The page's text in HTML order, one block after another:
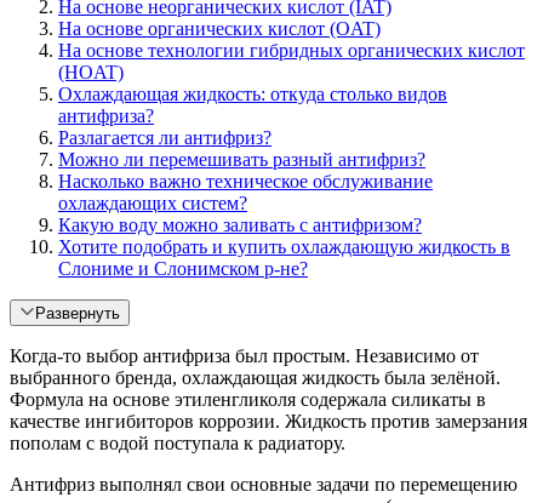
На основе неорганических кислот (IAT)
На основе органических кислот (OAT)
На основе технологии гибридных органических кислот
(HOAT)
Охлаждающая жидкость: откуда столько видов
антифриза?
Разлагается ли антифриз?
Можно ли перемешивать разный антифриз?
Насколько важно техническое обслуживание
охлаждающих систем?
Какую воду можно заливать с антифризом?
Хотите подобрать и купить охлаждающую жидкость в
Слониме и Слонимском р-не?
Развернуть
Когда-то выбор антифриза был простым. Независимо от
выбранного бренда, охлаждающая жидкость была зелёной.
Формула на основе этиленгликоля содержала силикаты в
качестве ингибиторов коррозии. Жидкость против замерзания
пополам с водой поступала к радиатору.
Антифриз выполнял свои основные задачи по перемещению